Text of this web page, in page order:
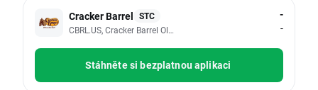
Cracker Barrel STC
CBRL.US, Cracker Barrel Old Country Store Inc
-
-
Stáhněte si bezplatnou aplikaci